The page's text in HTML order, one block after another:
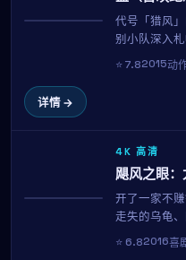
代号「猎风
别小队深入
搭档另有任
野武招牌的
⭐7.82015动
详情 →
4K 高清
飓风之眼
开了一家不
走失的乌龟
的房东讨房
鸡毛的生活
⭐6.82016喜